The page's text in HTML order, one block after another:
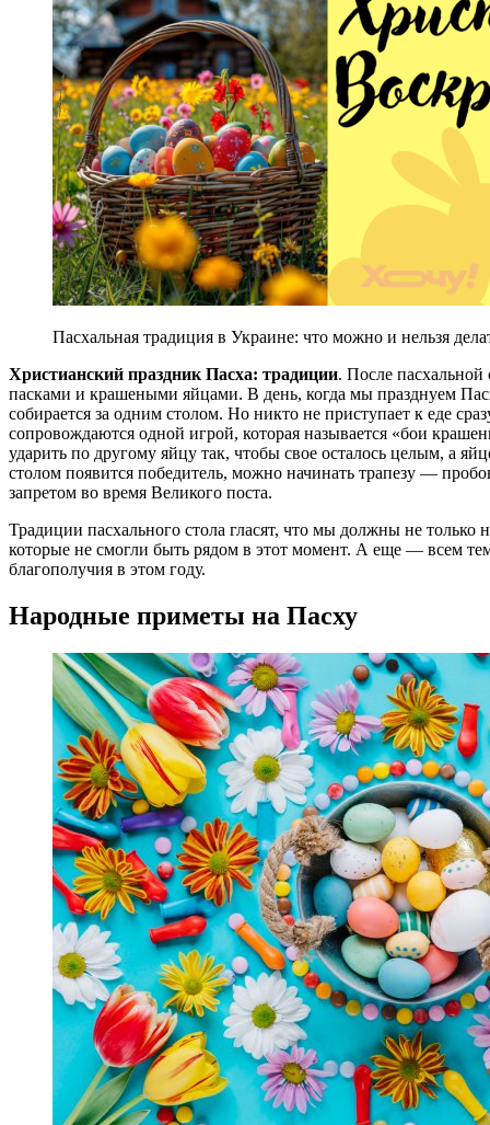
Пасхальная традиция в Украине: что можно и нельзя
Христианский праздник Пасха: традиции. После
пасками и крашеными яйцами. В день, когда мы празднуем
собирается за одним столом. Но никто не приступает к еде
сопровождаются одной игрой, которая называется «бои
ударить по другому яйцу так, чтобы свое осталось целым, а
столом появится победитель, можно начинать трапезу —
запретом во время Великого поста.
Традиции пасхального стола гласят, что мы должны не только
которые не смогли быть рядом в этот момент. А еще — всем
благополучия в этом году.
Народные приметы на Пасху